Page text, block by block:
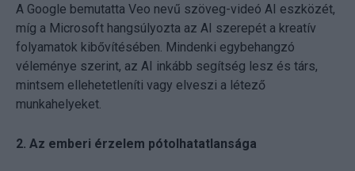
A Google bemutatta Veo nevű szöveg-videó AI eszközét,
míg a Microsoft hangsúlyozta az AI szerepét a kreatív
folyamatok kibővítésében. Mindenki egybehangzó
véleménye szerint, az AI inkább segítség lesz és társ,
mintsem ellehetetleníti vagy elveszi a létező
munkahelyeket.
2. Az emberi érzelem pótolhatatlansága